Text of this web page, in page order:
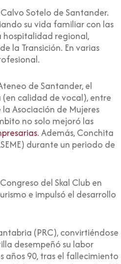
Sotelo de Santander.
su vida familiar con las
hospitalidad regional,
la Transición. En varias
de Santander, el
calidad de vocal), entre
Asociación de Mujeres
no solo mejoró las
. Además, Conchita
durante un periodo de
del Skal Club en
e impulsó el desarrollo
(PRC), convirtiéndose
desempeñó su labor
años 90, tras el fallecimiento